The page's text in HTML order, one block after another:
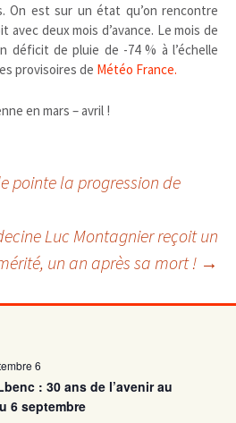
On est sur un état qu’on rencontre
avec deux mois d’avance. Le mois de
déficit de pluie de -74 % à l’échelle
provisoires de Météo France.
en mars – avril !
pointe la progression de
Luc Montagnier reçoit un
un an après sa mort ! →
6
: 30 ans de l’avenir au
6 septembre